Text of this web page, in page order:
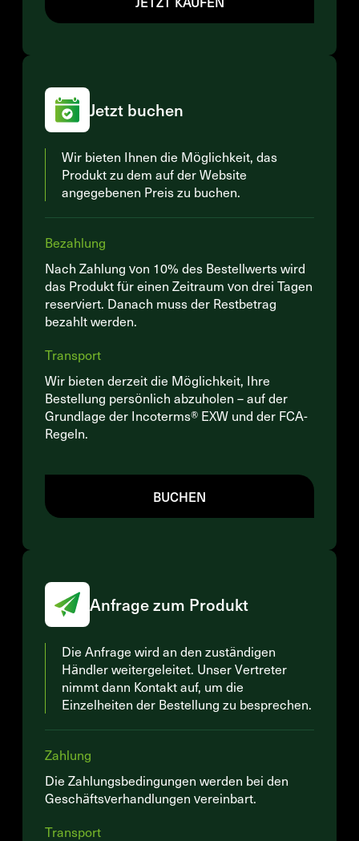
Jetzt buchen
Wir bieten Ihnen die Möglichkeit, das
Produkt zu dem auf der Website
angegebenen Preis zu buchen.
Bezahlung
Nach Zahlung von 10% des Bestellwerts wird
das Produkt für einen Zeitraum von drei Tagen
reserviert. Danach muss der Restbetrag
bezahlt werden.
Transport
Wir bieten derzeit die Möglichkeit, Ihre
Bestellung persönlich abzuholen – auf der
Grundlage der Incoterms® EXW und der FCA-
Regeln.
BUCHEN
Anfrage zum Produkt
Die Anfrage wird an den zuständigen
Händler weitergeleitet. Unser Vertreter
nimmt dann Kontakt auf, um die
Einzelheiten der Bestellung zu besprechen.
Zahlung
Die Zahlungsbedingungen werden bei den
Geschäftsverhandlungen vereinbart.
Transport